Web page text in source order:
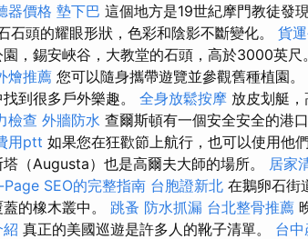
器價格 墊下巴 這個地方是19世紀摩門教徒發
石頭的耀眼形狀，色彩和陰影不斷變化。 貨
，錫安峽谷，大教堂的石頭，高於3000英
燴推薦 您可以隨身攜帶遊覽並參觀舊種植園。
到很多戶外樂趣。 全身放鬆按摩 放皮划艇，
檢查 外牆防水 查爾斯頓有一個安全安全的港
用ptt 如果您在狂歡節上航行，也可以使用他
（Augusta）也是高爾夫大師的場所。 居家
SEO的完整指南 台胞證新北 在鵝卵石街
的橡木叢中。 跳蚤 防水抓漏 台北整骨推薦
真正的美國巡遊是許多人的靴子清單。 台